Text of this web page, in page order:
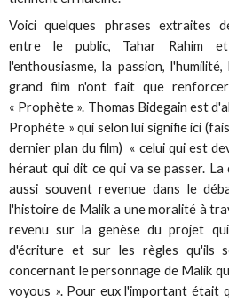
Voici quelques phrases extraites
entre le public, Tahar Rahim
l'enthousiasme, la passion,
grand film n'ont fait que
« Prophète ». Thomas Bidegain est
Prophète » qui selon lui signifie ici
dernier plan du film) « celui qui est
héraut qui dit ce qui va se passer.
aussi souvent revenue dans le
l'histoire de Malik a une moralité à
revenu sur la genèse du projet
d'écriture et sur les règles qu'ils
concernant le personnage de Malik
voyous ». Pour eux l'important était